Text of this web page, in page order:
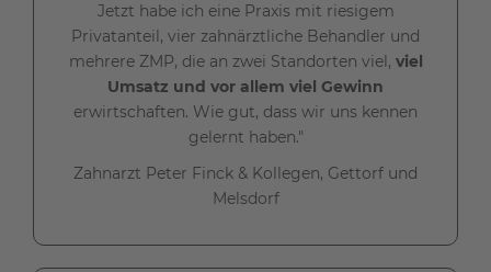
Jetzt habe ich eine Praxis mit riesigem
Privatanteil, vier zahnärztliche Behandler und
mehrere ZMP, die an zwei Standorten viel, viel
Umsatz und vor allem viel Gewinn
erwirtschaften. Wie gut, dass wir uns kennen
gelernt haben."
Zahnarzt Peter Finck & Kollegen, Gettorf und
Melsdorf